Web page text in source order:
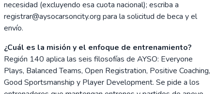
necesidad (excluyendo esa cuota nacional); escriba a
registrar@aysocarsoncity.org para la solicitud de beca y el
envío.
¿Cuál es la misión y el enfoque de entrenamiento?
Región 140 aplica las seis filosofías de AYSO: Everyone
Plays, Balanced Teams, Open Registration, Positive Coaching,
Good Sportsmanship y Player Development. Se pide a los